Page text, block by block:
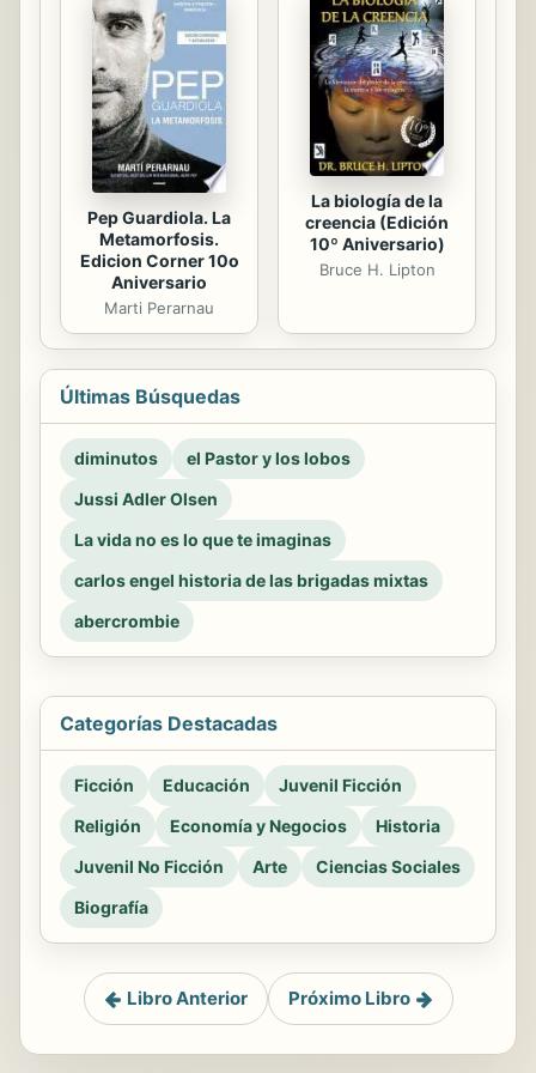
Pep Guardiola. La
Metamorfosis.
Edicion Corner 10o
Aniversario
Marti Perarnau
La biología de la
creencia (Edición
10º Aniversario)
Bruce H. Lipton
Últimas Búsquedas
diminutos
el Pastor y los lobos
Jussi Adler Olsen
La vida no es lo que te imaginas
carlos engel historia de las brigadas mixtas
abercrombie
Categorías Destacadas
Ficción Educación
Juvenil Ficción
Religión
Economía y Negocios
Historia
Juvenil No Ficción
Arte
Ciencias Sociales
Biografía
Libro Anterior Próximo Libro